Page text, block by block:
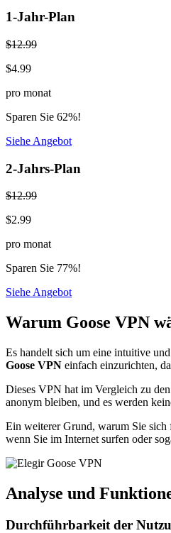
1-Jahr-Plan
$12.99
$4.99
pro monat
Sparen Sie 62%!
Siehe Angebot
2-Jahrs-Plan
$12.99
$2.99
pro monat
Sparen Sie 77%!
Siehe Angebot
Warum Goose VPN
Es handelt sich um eine intuitive
Goose VPN einfach einzurichten,
Dieses VPN hat im Vergleich zu
anonym bleiben, und es werden
Ein weiterer Grund, warum Sie sich
wenn Sie im Internet surfen oder
Analyse und
Durchführbarkeit der